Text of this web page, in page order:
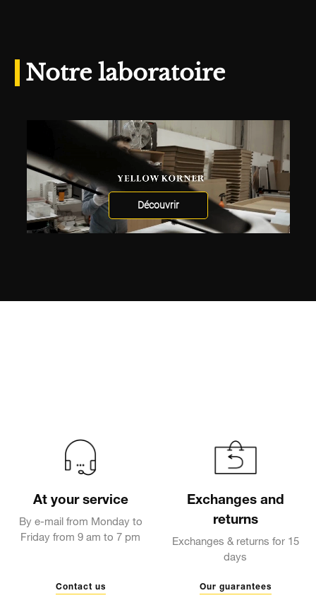
Notre laboratoire
Découvrir
At your service
By e-mail from Monday to
Friday from 9 am to 7 pm
Contact us
Exchanges and
returns
Exchanges & returns for 15
days
Our guarantees